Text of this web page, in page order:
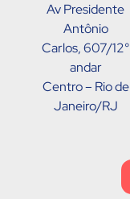
Av Presidente
Antônio
Carlos, 607/12°
andar
Centro – Rio de
Janeiro/RJ